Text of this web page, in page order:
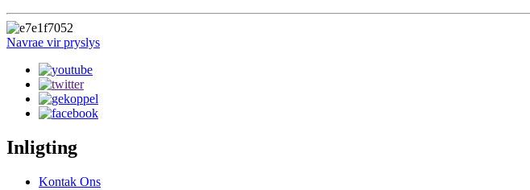
Navrae vir pryslys
Inligting
Kontak Ons